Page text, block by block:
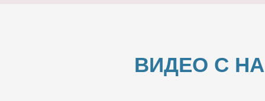
ВИДЕО С